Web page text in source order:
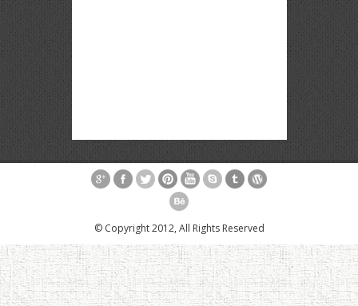
© Copyright 2012, All Rights Reserved